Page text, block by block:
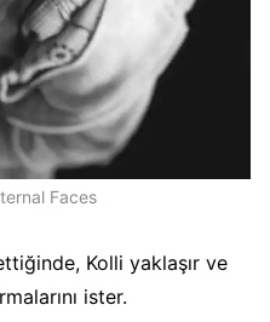
Faces
Kolli yaklaşır ve
ister.